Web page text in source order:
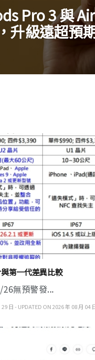
Pro 3 與
升級遠超預
第一代差異比較
無預警發...
日 - UPDATED ON 2026 年 08 月 04